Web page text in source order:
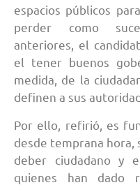
espacios públicos
perder como
anteriores, el
el tener buenos
medida, de la
definen a sus
Por ello, refirió, es
desde temprana hora,
deber ciudadano y
quienes han dado